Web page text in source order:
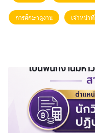
การศึกษาดูงาน เจ้าหน้าที่